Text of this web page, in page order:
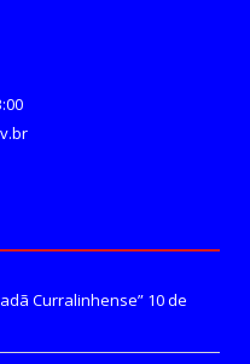
Curralinhense” 10 de